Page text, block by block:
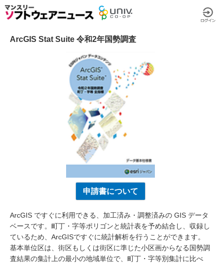
ArcGIS Stat Suite 令和2年国勢調査
申請書について
ArcGIS ですぐに利用できる、加工済み・調整済みの GIS データ
ベースです。町丁・字等ポリゴンと統計表を予め結合し、収録し
ているため、ArcGISですぐに統計解析を行うことができます。
基本単位区は、街区もしくは街区に準じた小区画からなる国勢調
査結果の集計上の最小の地域単位で、町丁・字等別集計に比べ